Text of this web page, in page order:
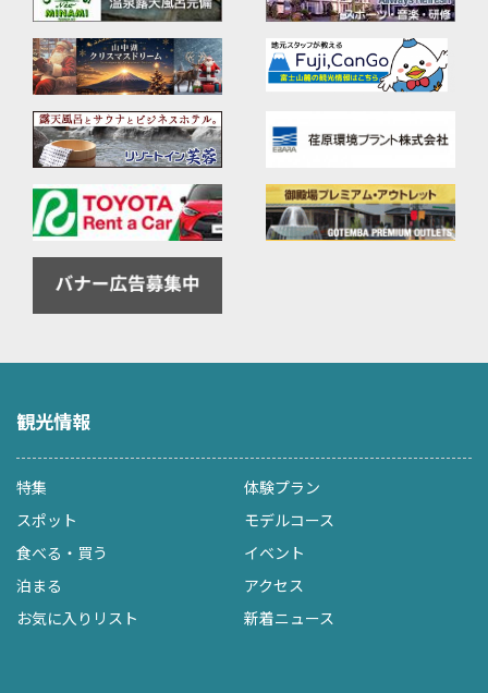
観光情報
特集
体験プラン
スポット
モデルコース
食べる・買う
イベント
泊まる
アクセス
お気に入りリスト
新着ニュース